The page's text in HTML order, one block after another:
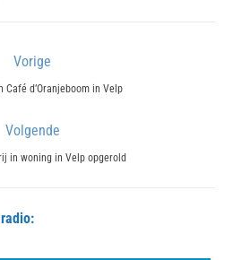
Vorige
Café d’Oranjeboom in Velp
Volgende
in woning in Velp opgerold